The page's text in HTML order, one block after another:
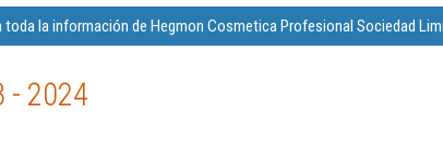
toda la información de Hegmon Cosmetica Profesional Sociedad
- 2024